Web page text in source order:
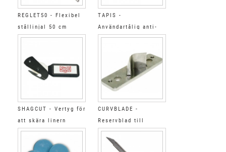
REGLET50 - Flexibel
stållinjal 50 cm
TAPIS -
Användartålig anti-
slip 90 x 62 cm
SHAGCUT - Vertyg för
att skära linern
CURVBLADE -
Reservblad till
CURVCUTTER